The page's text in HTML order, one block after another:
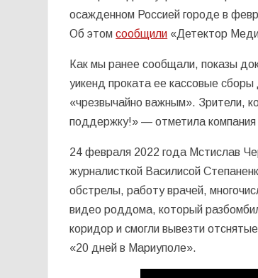
осажденном Россией городе в
Об этомсообщили «Детектор
Как мы ранее сообщали, показы
уикенд проката ее кассовые
«чрезвычайно важным». Зрители,
поддержку!» — отметила
24 февраля 2022 года Мстислав
журналисткой Василисой
обстрелы, работу врачей,
видео роддома, который
коридор и смогли вывезти
«20 дней в Мариуполе».